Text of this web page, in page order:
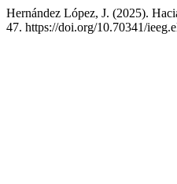
Hernández López, J. (2025).
47. https://doi.org/10.70341/